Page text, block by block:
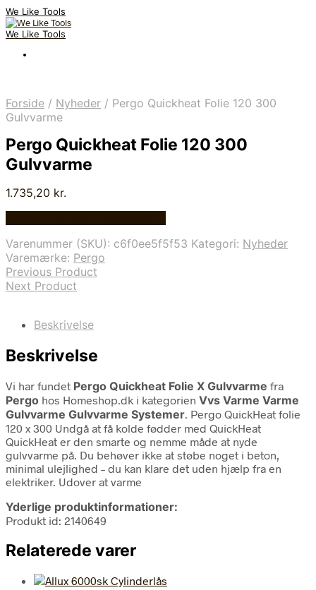
We Like Tools
We Like Tools
Forside / Nyheder / Pergo Quickheat Folie 120 300
Gulvvarme
Pergo Quickheat Folie 120 300
Gulvvarme
1.735,20 kr.
Varenummer (SKU): c6f0ee5f5f53 Kategori: Nyheder
Varemærke: Pergo
Previous Product
Next Product
Beskrivelse
Beskrivelse
Vi har fundet Pergo Quickheat Folie X Gulvvarme fra
Pergo hos Homeshop.dk i kategorien Vvs Varme Varme
Gulvvarme Gulvvarme Systemer. Pergo QuickHeat folie
120 x 300 Undgå at få kolde fødder med QuickHeat
QuickHeat er den smarte og nemme måde at nyde
gulvvarme på. Du behøver ikke at støbe noget i beton,
minimal ulejlighed – du kan klare det uden hjælp fra en
elektriker. Udover at varme
Yderlige produktinformationer:
Produkt id: 2140649
Relaterede varer